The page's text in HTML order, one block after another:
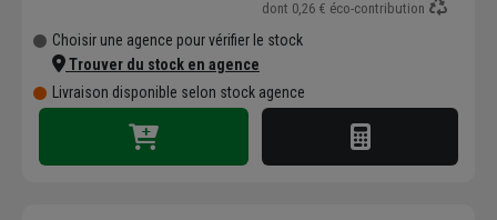
dont 0,26 € éco-contribution
Choisir une agence pour vérifier le stock
Trouver du stock en agence
Livraison disponible selon stock agence